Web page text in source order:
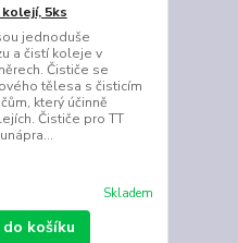
kolejí, 5ks
jednoduše
a čistí koleje v
Čističe se
tělesa s čisticím
který účinně
Čističe pro TT
Skladem
košíku